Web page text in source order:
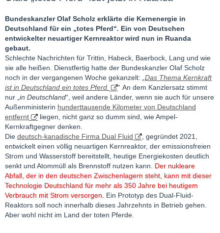
Bundeskanzler Olaf Scholz erklärte die Kernenergie in
Deutschland für ein „totes Pferd“. Ein von Deutschen
entwickelter neuartiger Kernreaktor wird nun in Ruanda
gebaut.
Schlechte Nachrichten für Trittin, Habeck, Baerbock, Lang und wie
sie alle heißen. Dienstfertig hatte der Bundeskanzler Olaf Scholz
noch in der vergangenen Woche gekanzelt:
Das Thema Kernkraft
ist in Deutschland ein totes Pferd.
“ An dem Kanzlersatz stimmt
nur „ in Deutschland“, weil andere Länder, wenn sie auch für unsere
Außenministerin hunderttausende Kilometer von Deutschland
entfernt
liegen, nicht ganz so dumm sind, wie Ampel-
Kernkraftgegner denken.
Die deutsch-kanadische Firma Dual Fluid
, gegründet 2021,
entwickelt einen völlig neuartigen Kernreaktor, der emissionsfreien
Strom und Wasserstoff bereitstellt, heutige Energiekosten deutlich
senkt und Atommüll als Brennstoff nutzen kann. Der nukleare
Abfall, der in den deutschen Zwischenlagern steht, kann mit dieser
Technologie Deutschland für mehr als 350 Jahre bei heutigem
Verbrauch mit Strom versorgen.
Ein Prototyp des Dual-Fluid-
Reaktors soll noch innerhalb dieses Jahrzehnts in Betrieb gehen.
Aber wohl nicht im Land der toten Pferde.